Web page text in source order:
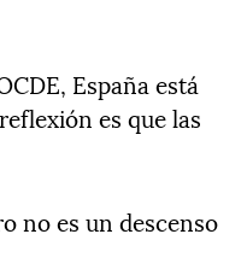
España está
es que las
no es un descenso